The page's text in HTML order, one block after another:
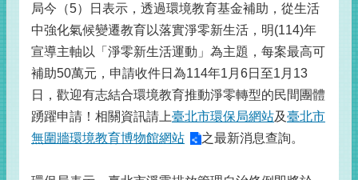
局今（5）日表示，透過環境教育基金補助，從生活
中強化氣候變遷教育以落實淨零新生活，明(114)年
宣導主軸以「淨零新生活運動」為主題，每案最高可
補助50萬元，申請收件日為114年1月6日至1月13
日，歡迎有志結合環境教育推動淨零轉型的民間團體
踴躍申請！相關資訊請上臺北市環保局網站及臺北市
無圍牆環境教育博物館網站
之最新消息查詢。